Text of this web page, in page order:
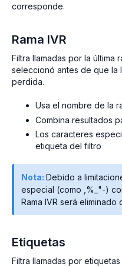
corresponde.
Rama IVR
Filtra llamadas por la última
seleccionó antes de que la
perdida.
Usa el nombre de la
Combina resultados
Los caracteres
etiqueta del filtro
Nota: Debido a
especial (como ,%_"-)
Rama IVR será eliminado
Etiquetas
Filtra llamadas por